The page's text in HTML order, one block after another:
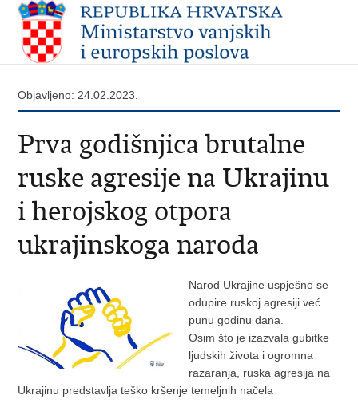
Objavljeno: 24.02.2023.
Prva godišnjica brutalne
ruske agresije na Ukrajinu
i herojskog otpora
ukrajinskoga naroda
Narod Ukrajine uspješno se
odupire ruskoj agresiji već
punu godinu dana.
Osim što je izazvala gubitke
ljudskih života i ogromna
razaranja, ruska agresija na
Ukrajinu predstavlja teško kršenje temeljnih načela